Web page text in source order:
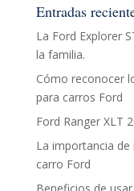
Entradas
La Ford Explorer
la familia.
Cómo reconocer
para carros Ford
Ford Ranger XLT
La importancia de
carro Ford
Beneficios de